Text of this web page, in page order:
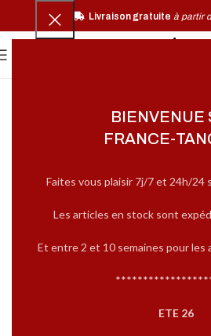
BIENVENUE
FRANCE-
Faites vous plaisir 7j/7 et 24h/24
Les articles en stock sont
Et entre 2 et 10 semaines pour les
ETE 26
Livraison gratuite à partir